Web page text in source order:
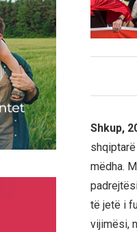
Shkup,
mëdha.
të jetë i
vijimësi,